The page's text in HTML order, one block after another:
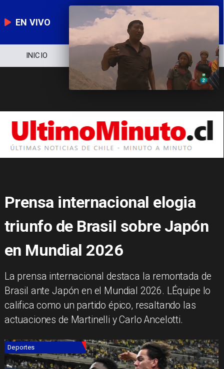
EN VIVO
NOTICIERO POLÍTICA ECONOMÍA
Prensa internacional elogia
triunfo de Brasil sobre Japón
en Mundial 2026
La prensa internacional destaca la remontada de
Brasil ante Japón en el Mundial 2026. LÉquipe lo
califica como un partido épico, resaltando las
actuaciones de Martinelli y Carlo Ancelotti.
Deportes